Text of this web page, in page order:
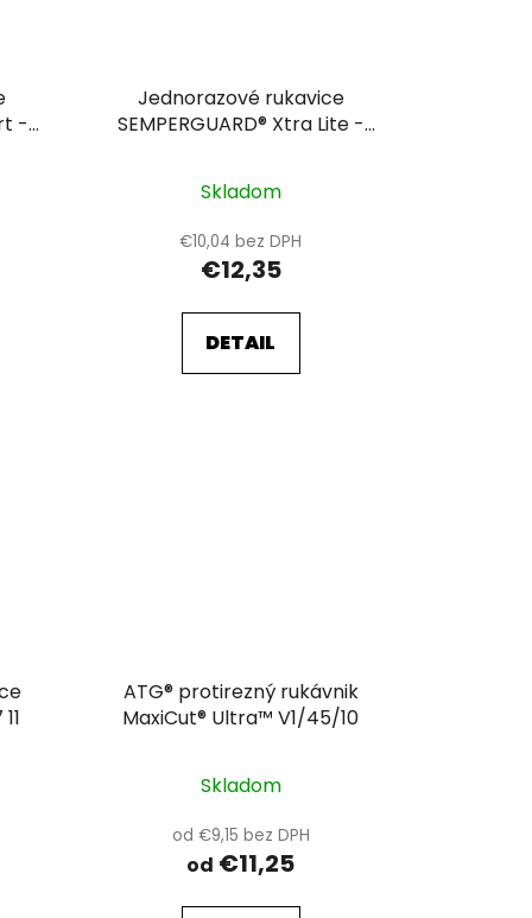
-
Jednorazové rukavice
SEMPERGUARD® Xtra Lite -
Skladom
€10,04 bez DPH
€12,35
DETAIL
ATG® protirezný rukávnik
MaxiCut® Ultra™ V1/45/10
Skladom
od €9,15 bez DPH
od €11,25